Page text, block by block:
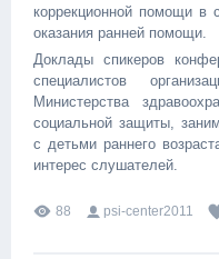
коррекционной помощи в
оказания ранней помощи.
Доклады спикеров
специалистов
Министерства
социальной защиты,
с детьми раннего
интерес слушателей.
88 psi-center2011